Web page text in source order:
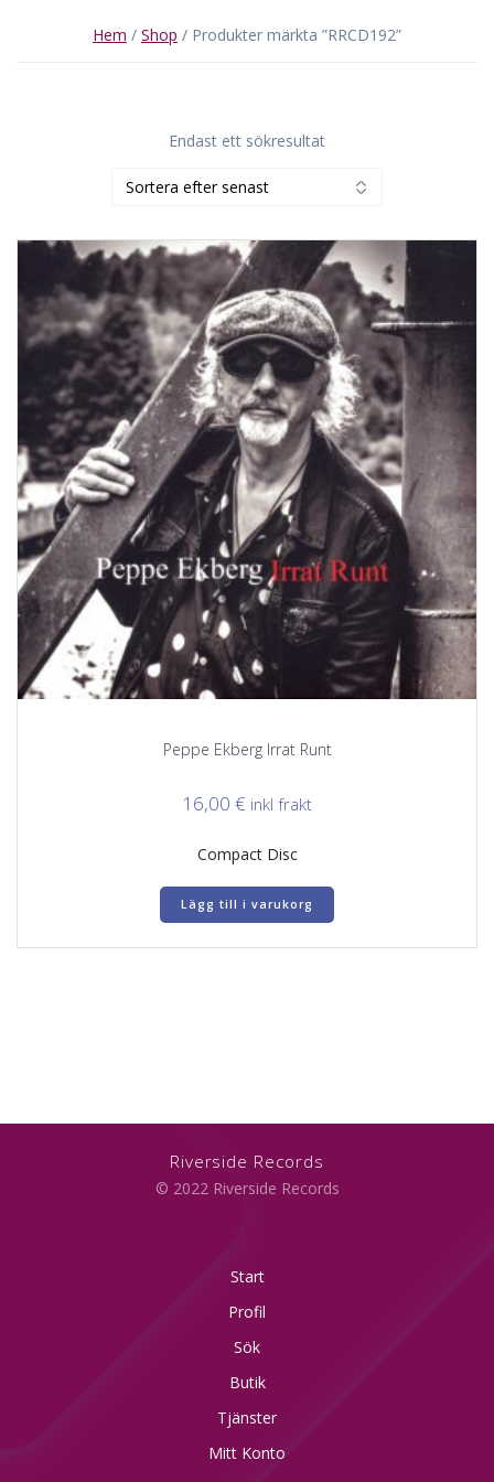
Hem / Shop / Produkter märkta ”RRCD192”
Endast ett sökresultat
Peppe Ekberg Irrat Runt
16,00 € inkl frakt
Compact Disc
Lägg till i varukorg
Riverside Records
© 2022 Riverside Records
Start
Profil
Sök
Butik
Tjänster
Mitt Konto